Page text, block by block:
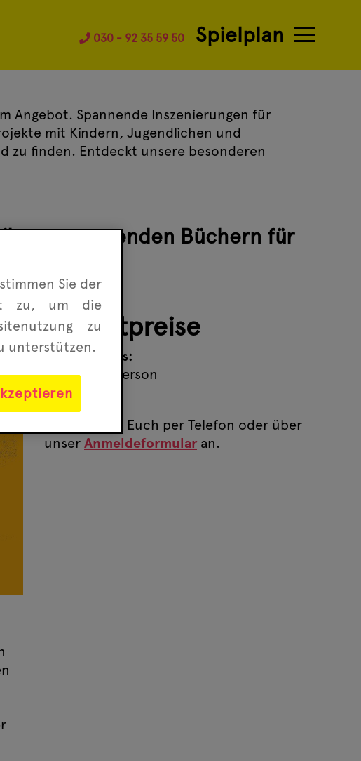
030 - 92 35 59 50 Spielplan
Angebot. Spannende Inszenierungen für
mit Kindern, Jugendlichen und
zu finden. Entdeckt unsere besonderen
spannenden Büchern für
Eintrittpreise
Eintrittspreis:
5,00 Euro/Person
Bitte meldet Euch per Telefon oder über
unser Anmeldeformular an.
Sie der
zu, um die
zu
unterstützen.